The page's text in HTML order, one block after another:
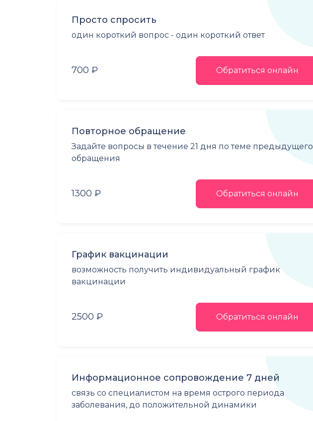
Просто спросить
один короткий вопрос - один короткий ответ
700 ₽ Обратиться онлайн
Повторное обращение
Задайте вопросы в течение 21 дня по теме предыдущего
обращения
1300 ₽ Обратиться онлайн
График вакцинации
возможность получить индивидуальный график
вакцинации
2500 ₽ Обратиться онлайн
Информационное сопровождение 7 дней
связь со специалистом на время острого периода
заболевания, до положительной динамики